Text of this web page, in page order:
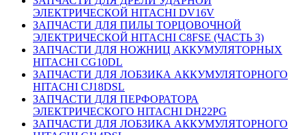
ЭЛЕКТРИЧЕСКОЙ HITACHI DV16V
ЗАПЧАСТИ ДЛЯ ПИЛЫ ТОРЦОВОЧНОЙ
ЭЛЕКТРИЧЕСКОЙ HITACHI C8FSE (ЧАСТЬ 3)
ЗАПЧАСТИ ДЛЯ НОЖНИЦ АККУМУЛЯТОРНЫХ
HITACHI CG10DL
ЗАПЧАСТИ ДЛЯ ЛОБЗИКА АККУМУЛЯТОРНОГО
HITACHI CJ18DSL
ЗАПЧАСТИ ДЛЯ ПЕРФОРАТОРА
ЭЛЕКТРИЧЕСКОГО HITACHI DH22PG
ЗАПЧАСТИ ДЛЯ ЛОБЗИКА АККУМУЛЯТОРНОГО